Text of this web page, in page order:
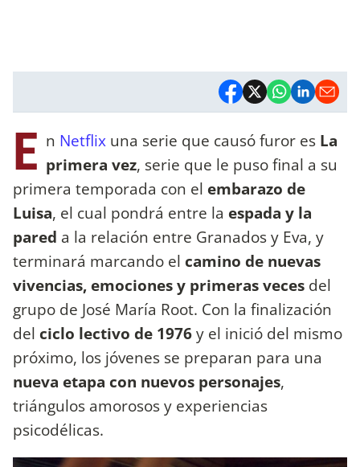
E n Netflix una serie que causó furor es La
primera vez, serie que le puso final a su
primera temporada con el embarazo de
Luisa, el cual pondrá entre la espada y la
pared a la relación entre Granados y Eva, y
terminará marcando el camino de nuevas
vivencias, emociones y primeras veces del
grupo de José María Root. Con la finalización
del ciclo lectivo de 1976y el inició del mismo
próximo, los jóvenes se preparan para una
nueva etapa con nuevos personajes,
triángulos amorosos y experiencias
psicodélicas.